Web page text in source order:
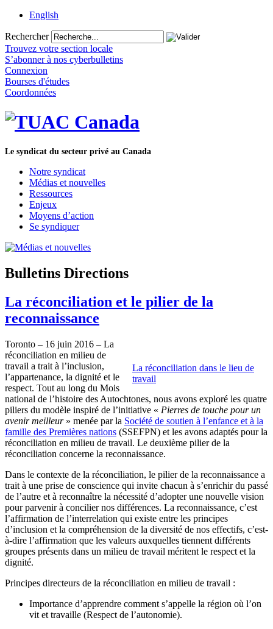
English
Rechercher
Trouvez votre section locale
S’abonner à nos cyberbulletins
Connexion
Bourses d'études
Coordonnées
Le syndicat du secteur privé au Canada
Notre syndicat
Médias et nouvelles
Ressources
Enjeux
Moyens d’action
Se syndiquer
Bulletins Directions
La réconciliation et le pilier de la
reconnaissance
La réconciliation dans le lieu de
travail
Toronto – 16 juin 2016 – La
réconciliation en milieu de
travail a trait à l’inclusion,
l’appartenance, la dignité et le
respect. Tout au long du Mois
national de l’histoire des Autochtones, nous avons exploré les quatre
piliers du modèle inspiré de l’initiative « Pierres de touche pour un
avenir meilleur» menée par la Société de soutien à l’enfance et à la
famille des Premières nations (SSEFPN) et les avons adaptés pour la
réconciliation en milieu de travail. Le deuxième pilier de la
réconciliation concerne la reconnaissance.
Dans le contexte de la réconciliation, le pilier de la reconnaissance a
trait à une prise de conscience qui invite chacun à s’enrichir du passé
de l’autre et à reconnaître la nécessité d’adopter une nouvelle vision
pour parvenir à concilier nos différences. La reconnaissance, c’est
l’affirmation de l’interrelation qui existe entre les principes
d’inclusion et la compréhension de la diversité de nos effectifs, c’est-
à-dire l’affirmation que les valeurs auxquelles tiennent différents
groupes présents dans un milieu de travail méritent le respect et la
dignité.
Principes directeurs de la réconciliation en milieu de travail :
Importance d’apprendre comment s’appelle la région où l’on
vit et travaille (Respect de l’autonomie).